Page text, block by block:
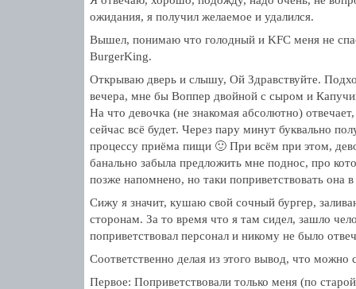
ожидания, я получил желаемое и удалился.
Вышел, понимаю что голодный и KFC меня не
BurgerKing.
Открываю дверь и слышу, Ой Здравствуйте.
вечера, мне бы Воппер двойной с сыром и
На что девочка (не знакомая абсолютно)
сейчас всё будет. Через пару минут буквально
процессу приёма пищи 🙂 При всём при этом,
банально забыла предложить мне поднос, про
позже напомнено, но таки поприветствовать она
Сижу я значит, кушаю свой сочный бургер,
сторонам. За то время что я там сидел, зашло
поприветствовал персонал и никому не было
Соответственно делая из этого вывод, что можно
Первое: Поприветствовали только меня (по